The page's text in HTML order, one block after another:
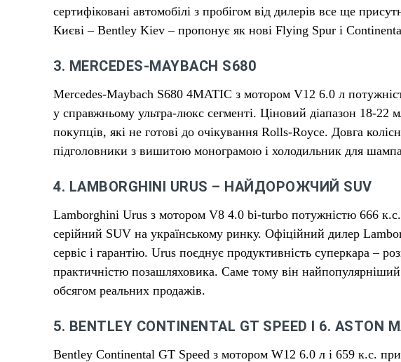
сертифіковані автомобілі з пробігом від дилерів все ще
Києві – Bentley Kiev – пропонує як нові Flying Spur і
3. MERCEDES-MAYBACH S680
Mercedes-Maybach S680 4MATIC з мотором V12 6.0 л
у справжньому ультра-люкс сегменті. Ціновий діапазон 18-22
покупців, які не готові до очікування Rolls-Royce. Довга
підголовники з вишитою монограмою і холодильник для
4. LAMBORGHINI URUS – НАЙДОРОЖЧИЙ SUV
Lamborghini Urus з мотором V8 4.0 bi-turbo потужністю 666
серійний SUV на українському ринку. Офіційний дилер
сервіс і гарантію. Urus поєднує продуктивність суперкара –
практичністю позашляховика. Саме тому він найпопулярніший
обсягом реальних продажів.
5. BENTLEY CONTINENTAL GT SPEED І 6. ASTON
Bentley Continental GT Speed з мотором W12 6.0 л і 659 к.с.